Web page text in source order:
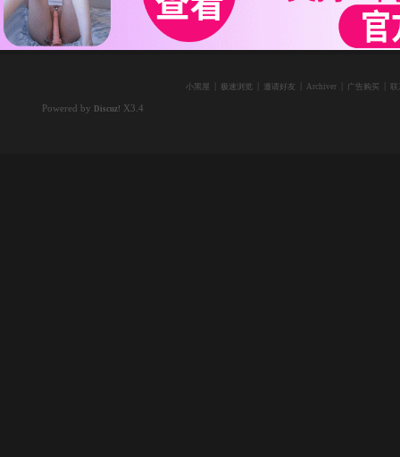
小黑屋 极速浏览 邀请好友 Archiver 广告购买
Powered by Discuz! X3.4